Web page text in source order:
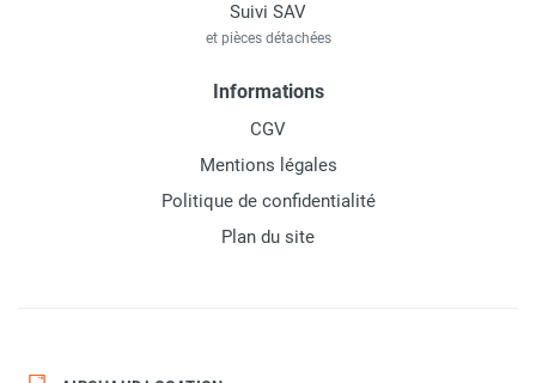
Suivi SAV
et pièces détachées
Informations
CGV
Mentions légales
Politique de confidentialité
Plan du site